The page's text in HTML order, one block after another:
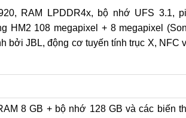
RAM LPDDR4x, bộ nhớ UFS 3.1,
HM2 108 megapixel + 8 megapixel
bởi JBL, động cơ tuyến tính trục X, NFC
8 GB + bộ nhớ 128 GB và các biến